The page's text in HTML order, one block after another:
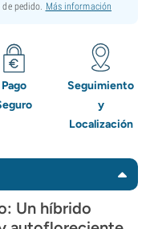
pedido. Más información
Pago
Seguimiento
y
Localización
Un híbrido